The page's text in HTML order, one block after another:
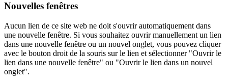
Nouvelles fenêtres
Aucun lien de ce site web ne doit s'ouvrir automatiquement dans
une nouvelle fenêtre. Si vous souhaitez ouvrir manuellement un lien
dans une nouvelle fenêtre ou un nouvel onglet, vous pouvez cliquer
avec le bouton droit de la souris sur le lien et sélectionner "Ouvrir le
lien dans une nouvelle fenêtre" ou "Ouvrir le lien dans un nouvel
onglet".